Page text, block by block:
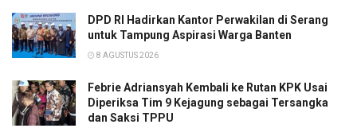
DPD RI Hadirkan Kantor Perwakilan di Serang
untuk Tampung Aspirasi Warga Banten
8 AGUSTUS 2026
Febrie Adriansyah Kembali ke Rutan KPK Usai
Diperiksa Tim 9 Kejagung sebagai Tersangka
dan Saksi TPPU